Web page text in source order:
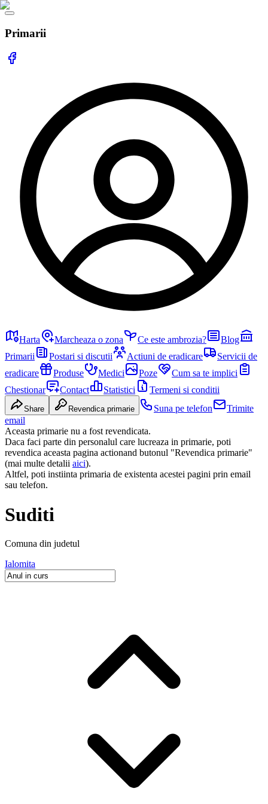
Primarii
Harta Marcheaza o zona Ce este ambrozia?
Blog
Primarii
Postari si discutii Actiuni de eradicare
Servicii de
eradicare
Produse Medici Poze
Cum sa te implici
Chestionar
Contact Statistici Termeni si conditii
Share Revendica primarie Suna pe telefon
Trimite
email
Aceasta primarie nu a fost revendicata.
Daca faci parte din personalul care lucreaza in primarie, poti
revendica aceasta pagina actionand butonul "Revendica primarie"
(mai multe detalii aici).
Altfel, poti instiinta primaria de existenta acestei pagini prin email
sau telefon.
Suditi
Comuna din judetul
Ialomita